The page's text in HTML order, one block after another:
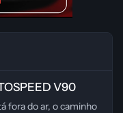
V90
fora do ar, o caminho